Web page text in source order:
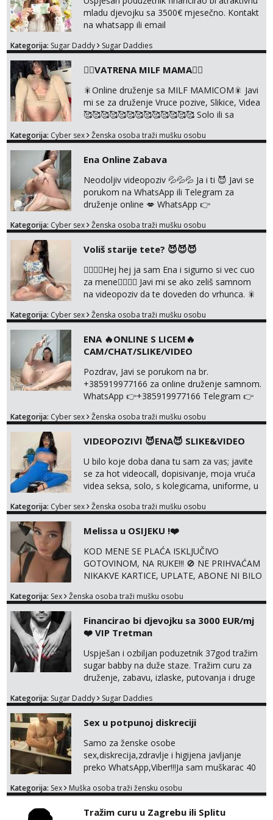
mladu djevojku sa 3500€ mjesečno. Kontakt
na whatsapp ili email
Kategorija: Sugar Daddy Sugar Daddies
❤️‍🔥VATRENA MILF MAMA❤️‍🔥
🎇Online druženje sa MILF MAMICOM🎇 Javi
mi se za druženje Vruce pozive, Slikice, Videa
🥰🥰🥰🥰🥰🥰🥰🥰🥰🥰🥰🥰🥰 Solo ili sa
WhatsApp ili Telegram WhatsApp 👉
@enafriedrichkis 🤬NE RADIM SASTANKE I
DRUZENJA UZIVO🤬
Kategorija: Cyber sex Ženska osoba traži mušku osobu
Ena Online Zabava
Neodoljiv videopoziv 💦💦💦 Ja i ti 😈 Javi se
porukom na WhatsApp ili Telegram za
druženje online 💋 WhatsApp 👉
@enafriedrichkis NEE radimo sastnke uzivo
Kategorija: Cyber sex Ženska osoba traži mušku osobu
Voliš starije tete? 😈😈😈
❤️‍🔥❤️‍🔥Hej hej ja sam Ena i sigurno si vec cuo
za mene❤️‍🔥❤️‍🔥 Javi mi se ako zeliš samnom
na videopoziv da te doveden do vrhunca. 🎇
@enafriedrichkis Radim samo ONLINE I
Kategorija: Cyber sex Ženska osoba traži mušku osobu
ENA 🔥ONLINE S LICEM🔥
CAM/CHAT/SLIKE/VIDEO
Pozdrav, Javi se porukom na br.
+385919977166 za online druženje samnom.
WhatsApp 👉+385919977166 Telegram 👉
solo i s partnerom, kolegicama
haljine, štikle, samostojeće itd. Nudim
svakakva videa seksa, pušenje, razne
lokacije, suradnje s kolegicama, fetiši..
Dopisivanje i slike također radim. NIŠTA UŽI...
Kategorija: Cyber sex Ženska osoba traži mušku osobu
VIDEOPOZIVI 😈ENA😈 SLIKE&VIDEO
U bilo koje doba dana tu sam za vas; javite
se za hot videocall, dopisivanje, moja vruća
videa seksa, solo, s kolegicama, uniforme, u
+385919977166 Telegram 👉
UŽIVO
Kategorija: Cyber sex Ženska osoba traži mušku osobu
Melissa u OSIJEKU !❤️
KOD MENE SE PLAĆA ISKLJUČIVO
GOTOVINOM, NA RUKE!!! 🚫 NE PRIHVAĆAM
NIKAKVE KARTICE, UPLATE, ABONE NI BILO
SAMO GOTOVINA!!! Moje fotografije su
za dopisivanja Za dogovor mi piši direktno na
WhatsApp – ako znaš što želiš, bit će ti
nagrađeno.
Kategorija: Sex Ženska osoba traži mušku osobu
Financirao bi djevojku sa 3000 EUR/mj
❤️ VIP Tretman
Uspješan i ozbiljan poduzetnik 37god tražim
sugar babby na duže staze. Tražim curu za
druženje, zabavu, izlaske, putovanja i druge
otvorena, komunikativna, zgodna i atraktivna
markodalic37@gmail.com
Kategorija: Sugar Daddy Sugar Daddies
Sex u potpunoj diskreciji
Samo za ženske osobe
sex,diskrecija,zdravlje i higijena javljanje
preko WhatsApp,Viber!!!Ja sam muškarac 40
sve stvar dogovora otvoren za sve
Kategorija: Sex Muška osoba traži žensku osobu
Tražim curu u Zagrebu ili Splitu